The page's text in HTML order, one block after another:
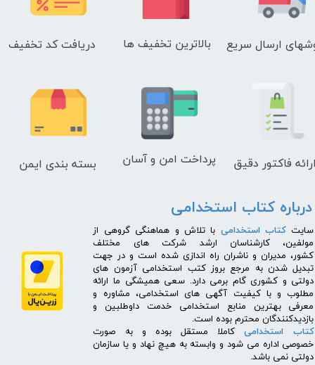
ارسال سریع دریافت کد تخفیف بالاترین تخفیف ها
بسته بندی ایمن فاکتور دقیق پرداخت امن و آسان
درباره کتاب استخدامی
​سایت کتاب استخدامی با تلاش و هماهنگی گروهی از
مولفین، کارشناسان ارشد شرکت های مختلف
کشور، مدیران و ناشران راه اندازی شده است و در جهت
تبدیل شدن به مرجع بروز کتب استخدامی آزمون های
دولتی و کشوری گام برمی دارد. سعی همیشگی ما ارائه
مطلوب و با کیفیت آگهی های استخدامی، مشاوره و
معرفی بهترین منابع استخدامی خدمت داوطلبین و
بازدیدکنندگان محترم بوده است.
کتاب استخدامیکاملا مستقل بوده و به صورت
خصوصی اداره می شود و وابسته به هیچ نهاد و یا سازمان
دولتی نمی باشد.